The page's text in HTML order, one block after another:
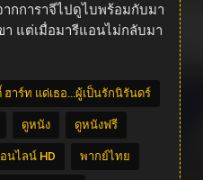
ากการาจีไปดูไบพร้อมกับมา
แต่เมื่อมารีแอนไม่กลับมา
ฮาร์ท แด่เธอ…ผู้เป็นรักนิรันดร์
ดูหนัง ดูหนังฟรี
นไลน์ HD พากย์ไทย